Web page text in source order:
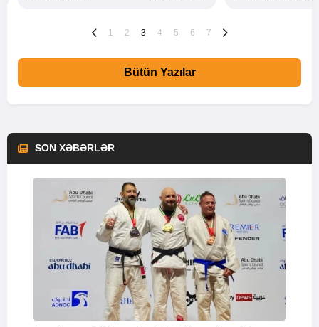
1 2 3 4 5 6 7
Bütün Yazılar
SON XƏBƏRLƏR